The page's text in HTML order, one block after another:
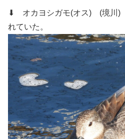
⬇ オカヨシガモ(オス) (境川)
れていた。